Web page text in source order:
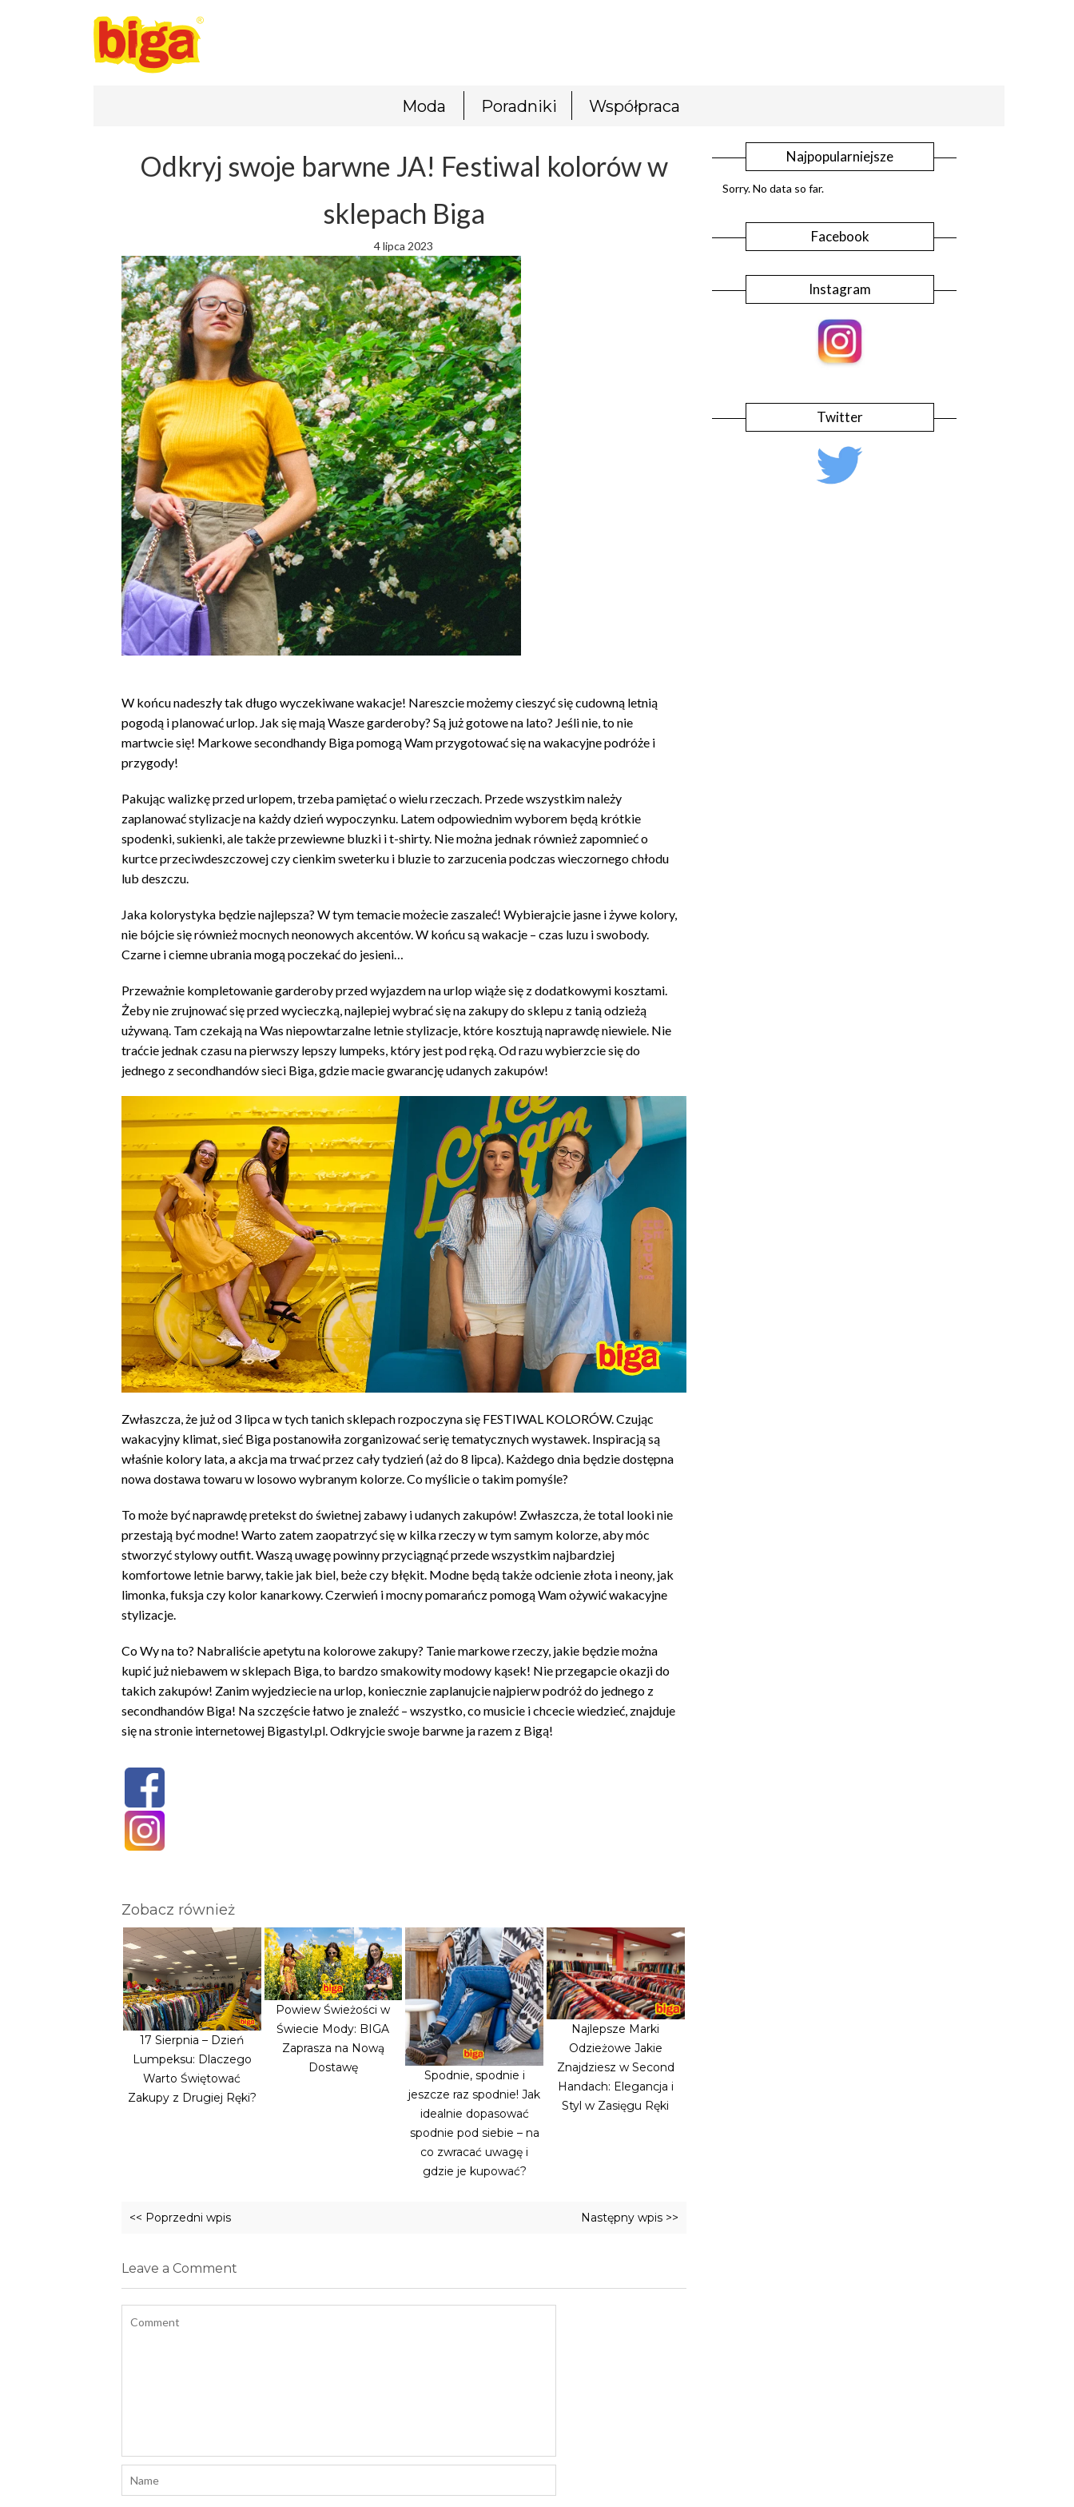
Moda Poradniki Współpraca
Odkryj swoje barwne JA! Festiwal kolorów w
sklepach Biga
4 lipca 2023
W końcu nadeszły tak długo wyczekiwane wakacje! Nareszcie możemy cieszyć się cudowną letnią
pogodą i planować urlop. Jak się mają Wasze garderoby? Są już gotowe na lato? Jeśli nie, to nie
martwcie się! Markowe secondhandy Biga pomogą Wam przygotować się na wakacyjne podróże i
przygody!
Pakując walizkę przed urlopem, trzeba pamiętać o wielu rzeczach. Przede wszystkim należy
zaplanować stylizacje na każdy dzień wypoczynku. Latem odpowiednim wyborem będą krótkie
spodenki, sukienki, ale także przewiewne bluzki i t-shirty. Nie można jednak również zapomnieć o
kurtce przeciwdeszczowej czy cienkim sweterku i bluzie to zarzucenia podczas wieczornego chłodu
lub deszczu.
Jaka kolorystyka będzie najlepsza? W tym temacie możecie zaszaleć! Wybierajcie jasne i żywe kolory,
nie bójcie się również mocnych neonowych akcentów. W końcu są wakacje – czas luzu i swobody.
Czarne i ciemne ubrania mogą poczekać do jesieni…
Przeważnie kompletowanie garderoby przed wyjazdem na urlop wiąże się z dodatkowymi kosztami.
Żeby nie zrujnować się przed wycieczką, najlepiej wybrać się na zakupy do sklepu z tanią odzieżą
używaną. Tam czekają na Was niepowtarzalne letnie stylizacje, które kosztują naprawdę niewiele. Nie
traćcie jednak czasu na pierwszy lepszy lumpeks, który jest pod ręką. Od razu wybierzcie się do
jednego z secondhandów sieci Biga, gdzie macie gwarancję udanych zakupów!
Zwłaszcza, że już od 3 lipca w tych tanich sklepach rozpoczyna się FESTIWAL KOLORÓW. Czując
wakacyjny klimat, sieć Biga postanowiła zorganizować serię tematycznych wystawek. Inspiracją są
właśnie kolory lata, a akcja ma trwać przez cały tydzień (aż do 8 lipca). Każdego dnia będzie dostępna
nowa dostawa towaru w losowo wybranym kolorze. Co myślicie o takim pomyśle?
To może być naprawdę pretekst do świetnej zabawy i udanych zakupów! Zwłaszcza, że total looki nie
przestają być modne! Warto zatem zaopatrzyć się w kilka rzeczy w tym samym kolorze, aby móc
stworzyć stylowy outfit. Waszą uwagę powinny przyciągnąć przede wszystkim najbardziej
komfortowe letnie barwy, takie jak biel, beże czy błękit. Modne będą także odcienie złota i neony, jak
limonka, fuksja czy kolor kanarkowy. Czerwień i mocny pomarańcz pomogą Wam ożywić wakacyjne
stylizacje.
Co Wy na to? Nabraliście apetytu na kolorowe zakupy? Tanie markowe rzeczy, jakie będzie można
kupić już niebawem w sklepach Biga, to bardzo smakowity modowy kąsek! Nie przegapcie okazji do
takich zakupów! Zanim wyjedziecie na urlop, koniecznie zaplanujcie najpierw podróż do jednego z
secondhandów Biga! Na szczęście łatwo je znaleźć – wszystko, co musicie i chcecie wiedzieć, znajduje
się na stronie internetowej Bigastyl.pl. Odkryjcie swoje barwne ja razem z Bigą!
Zobacz również
17 Sierpnia – Dzień
Lumpeksu: Dlaczego
Warto Świętować
Zakupy z Drugiej Ręki?
Powiew Świeżości w
Świecie Mody: BIGA
Zaprasza na Nową
Dostawę
Spodnie, spodnie i
jeszcze raz spodnie! Jak
idealnie dopasować
spodnie pod siebie – na
co zwracać uwagę i
gdzie je kupować?
Najlepsze Marki
Odzieżowe Jakie
Znajdziesz w Second
Handach: Elegancja i
Styl w Zasięgu Ręki
<< Poprzedni wpis Następny wpis >>
Leave a Comment
Najpopularniejsze
Sorry. No data so far.
Facebook
Instagram
Twitter